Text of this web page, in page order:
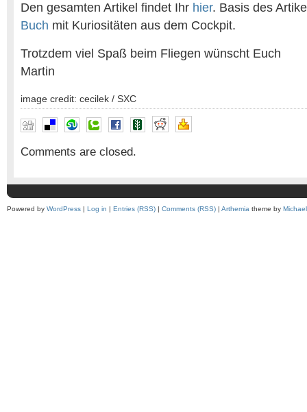
Den gesamten Artikel findet Ihr hier. Basis des
Buch mit Kuriositäten aus dem Cockpit.
Trotzdem viel Spaß beim Fliegen wünscht Euch
Martin
image credit: cecilek / SXC
Comments are closed.
Powered by WordPress | Log in | Entries (RSS) | Comments (RSS) | Arthemia theme by